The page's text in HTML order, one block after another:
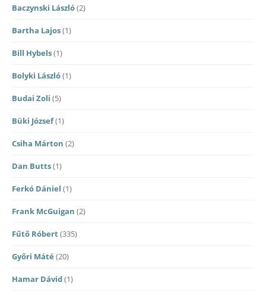
Baczynski László(2)
Bartha Lajos(1)
Bill Hybels(1)
Bolyki László(1)
Budai Zoli (5)
Büki József(1)
Csiha Márton (2)
Dan Butts(1)
Ferkó Dániel (1)
Frank McGuigan (2)
Fűtő Róbert(335)
Győri Máté (20)
Hamar Dávid(1)